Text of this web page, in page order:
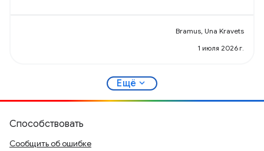
Bramus, Una Kravets
1 июля 2026 г.
Ещё expand_more
Способствовать
Сообщить об ошибке